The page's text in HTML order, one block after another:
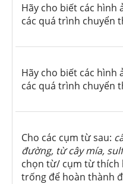
Hãy cho biết các
các quá trình chuyển
Hãy cho biết các
các quá trình chuyển
Cho các cụm từ sau:
đường, từ cây mía,
chọn từ/ cụm từ thích
trống để hoàn thành